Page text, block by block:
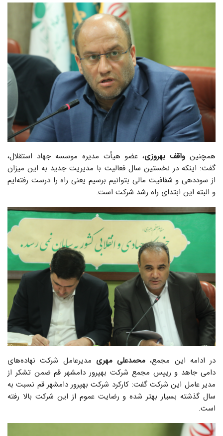
همچنین واقف بهروزی، عضو هیأت مدیره موسسه جهاد استقلال،
گفت: اینکه در نخستین سال فعالیت با مدیریت جدید به این میزان
از سوددهی و شفافیت مالی بتوانیم برسیم یعنی راه را درست رفته‌ایم
و البته این ابتدای راه رشد شرکت است.
در ادامه این مجمع، محمدعلی مهری مدیرعامل شرکت نهاده‌های
دامی جاهد و رییس مجمع شرکت بهپرور دامشهر قم ضمن تشکر از
مدیر عامل این شرکت گفت: کارکرد شرکت بهپرور دامشهر قم نسبت به
سال گذشته بسیار بهتر شده و رضایت عموم از این شرکت بالا رفته
است.